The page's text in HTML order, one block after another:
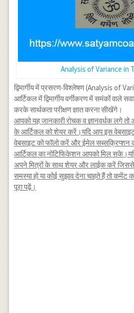
Analysis of Variance in
द्विमार्गीय में प्रसरण-विश्लेषण (Analysis of
आर्टिकल में द्विमार्गीय वर्गीकरण में समंकों वाले
करके सार्थकता परीक्षण ज्ञात करना सीखेंगे।
आपको यह जानकारी रोचक व ज्ञानवर्धक लगे
के आर्टिकल को शेयर करें।यदि आप इस वेबसाइट
वेबसाइट को फॉलो करें और ईमेल सब्सक्रिप्शन
आर्टिकल का नोटिफिकेशन आपको मिल
अपने मित्रों के साथ शेयर और लाईक करें
समस्या हो या कोई सुझाव देना चाहते हैं तो
पूरा पढ़ें।